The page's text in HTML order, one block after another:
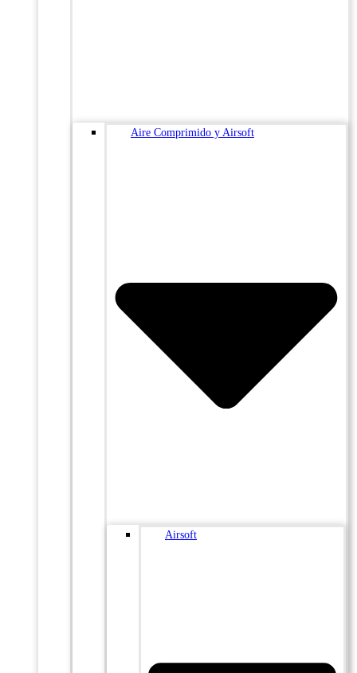
Aire Comprimido y Airsoft
Airsoft